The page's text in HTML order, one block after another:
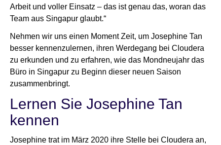
Arbeit und voller Einsatz – das ist genau das, woran das
Team aus Singapur glaubt.“
Nehmen wir uns einen Moment Zeit, um Josephine Tan
besser kennenzulernen, ihren Werdegang bei Cloudera
zu erkunden und zu erfahren, wie das Mondneujahr das
Büro in Singapur zu Beginn dieser neuen Saison
zusammenbringt.
Lernen Sie Josephine Tan
kennen
Josephine trat im März 2020 ihre Stelle bei Cloudera an,